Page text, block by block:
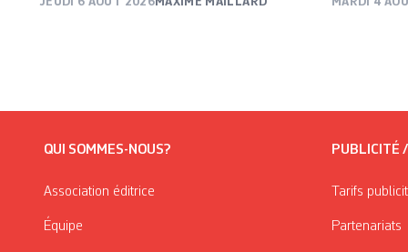
QUI SOMMES-NOUS?
Association éditrice
Équipe
PUBLICITÉ
Tarifs
Partenariats